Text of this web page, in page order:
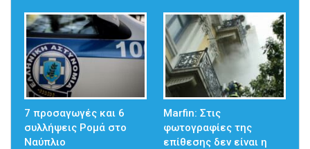
7 προσαγωγές και 6
συλλήψεις Ρομά στο
Ναύπλιο
Marfin: Στις
φωτογραφίες της
επίθεσης δεν είναι η